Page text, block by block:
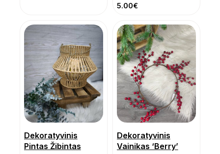
5.00€
Dekoratyvinis
Pintas Žibintas
Dekoratyvinis
Vainikas ‘Berry’